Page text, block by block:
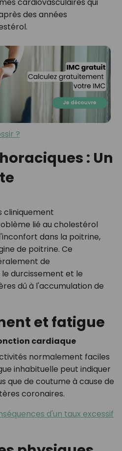
des années
?
: Un
cliniquement
lié au cholestérol
dans la poitrine,
de poitrine. Ce
de
durcissement et le
dû à l'accumulation de
et fatigue
cardiaque
normalement faciles
inhabituelle peut indiquer
que de coutume à cause de
coronaires.
d'un taux excessif